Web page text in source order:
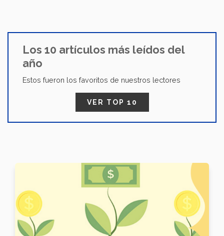
Los 10 artículos más leídos del
año
Estos fueron los favoritos de nuestros lectores
VER TOP 10